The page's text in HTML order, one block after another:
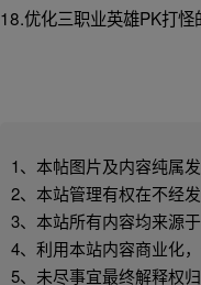
18.优化三职业英雄PK打怪
1、本帖图片及内容纯属
2、本站管理有权在不经
3、本站所有内容均来源
4、利用本站内容商业化
5、未尽事宜最终解释权